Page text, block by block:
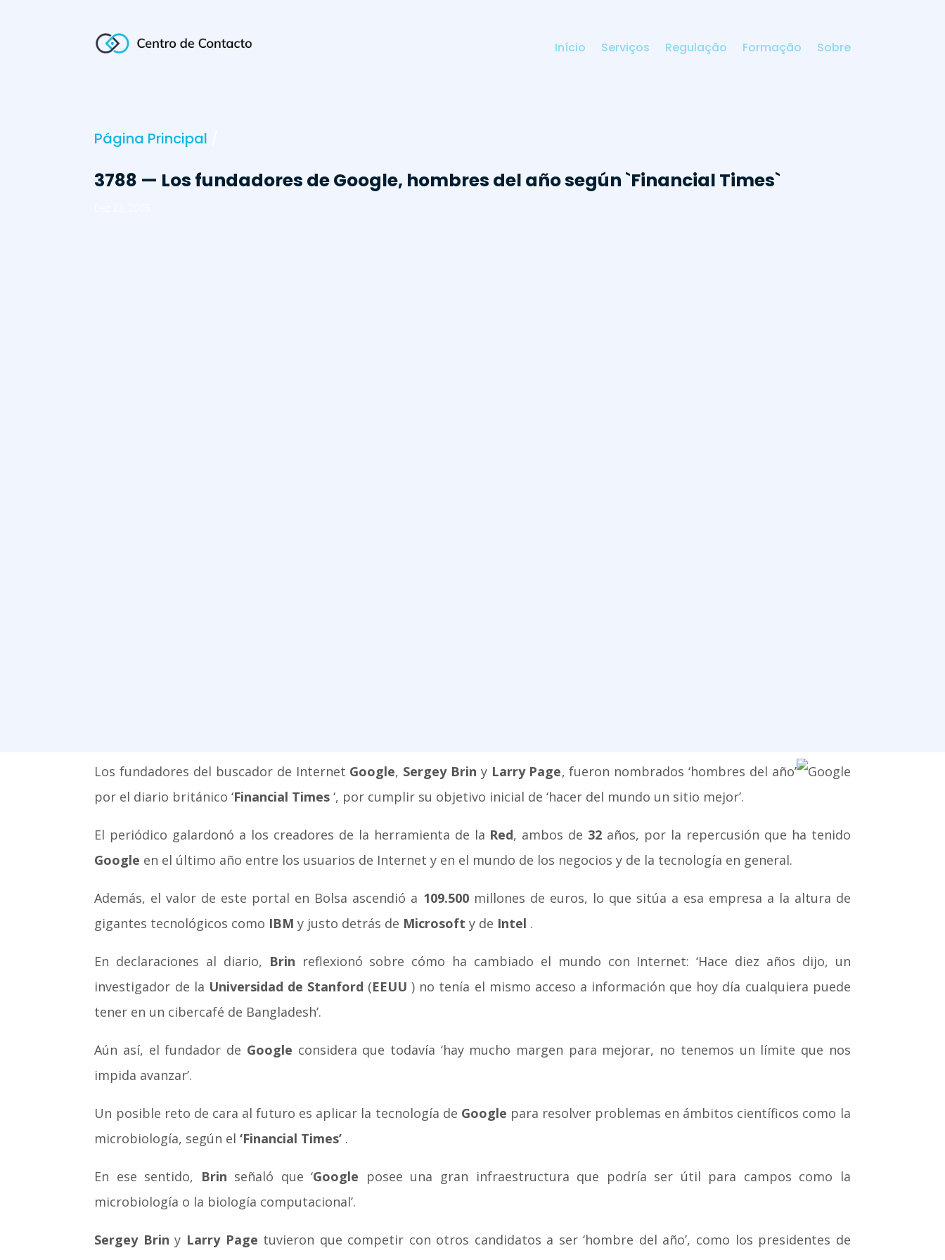
Início Serviços Regulação Formação Sobre
Página Principal
3788 — Los fundadores de Google, hombres del año según `Financial Times`
Los fundadores del buscador de Internet Google, Sergey Brin y Larry Page, fueron nombrados ‘hombres del año’
por el diario británico ‘Financial Times ‘, por cumplir su objetivo inicial de ‘hacer del mundo un sitio mejor’.
El periódico galardonó a los creadores de la herramienta de la Red, ambos de 32 años, por la repercusión que ha tenido
Google en el último año entre los usuarios de Internet y en el mundo de los negocios y de la tecnología en general.
Además, el valor de este portal en Bolsa ascendió a 109.500millones de euros, lo que sitúa a esa empresa a la altura de
gigantes tecnológicos como IBM y justo detrás de Microsoft y de Intel .
En declaraciones al diario, Brin reflexionó sobre cómo ha cambiado el mundo con Internet: ‘Hace diez años dijo, un
investigador de la Universidad de Stanford (EEUU ) no tenía el mismo acceso a información que hoy día cualquiera puede
tener en un cibercafé de Bangladesh’.
Aún así, el fundador de Google considera que todavía ‘hay mucho margen para mejorar, no tenemos un límite que nos
impida avanzar’.
Un posible reto de cara al futuro es aplicar la tecnología de Google para resolver problemas en ámbitos científicos como la
microbiología, según el‘Financial Times’ .
En ese sentido, Brin señaló que ‘Google posee una gran infraestructura que podría ser útil para campos como la
microbiología o la biología computacional’.
Sergey Brin y Larry Page tuvieron que competir con otros candidatos a ser ‘hombre del año’, como los presidentes de